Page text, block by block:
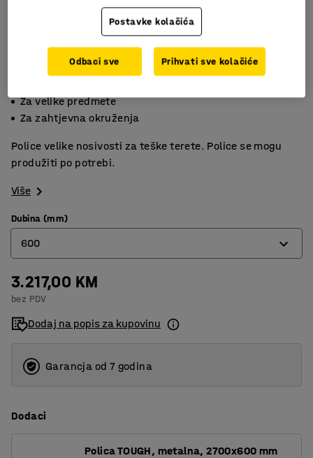
Za velike predmete
Za zahtjevna okruženja
Police velike nosivosti za teške terete. Police se mogu
produžiti po potrebi.
Više
Dubina (mm)
600
600
1000
3.217,00 KM
bez PDV
Dodaj na popis za kupovinu
Garancja od 7 godina
Dodaci
Polica TOUGH, metalna, 2700x600 mm
Postavke kolačića
Odbaci sve Prihvati sve kolačiće